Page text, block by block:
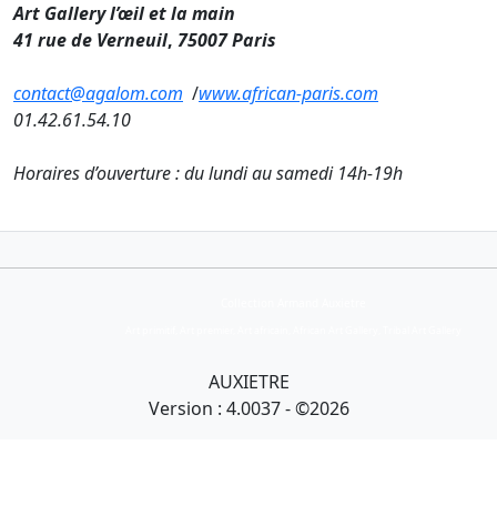
Art Gallery l’œil et la main
41 rue de Verneuil, 75007 Paris
contact@agalom.com /www.african-paris.com
01.42.61.54.10
Horaires d’ouverture : du lundi au samedi 14h-19h
AUXIETRE
Version : 4.0037 - ©2026